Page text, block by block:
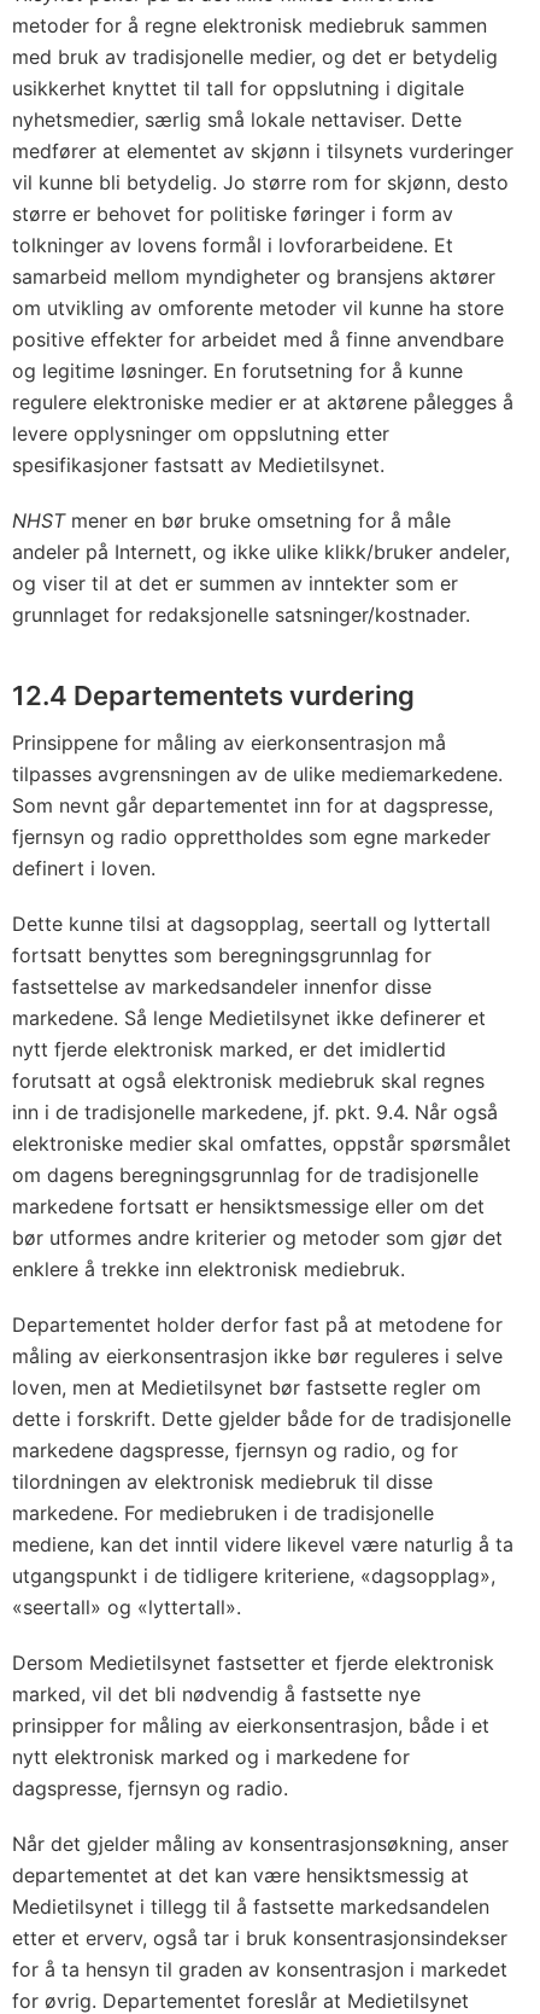
metoder for å regne elektronisk mediebruk sammen
med bruk av tradisjonelle medier, og det er betydelig
usikkerhet knyttet til tall for oppslutning i digitale
nyhetsmedier, særlig små lokale nettaviser. Dette
medfører at elementet av skjønn i tilsynets vurderinger
vil kunne bli betydelig. Jo større rom for skjønn, desto
større er behovet for politiske føringer i form av
tolkninger av lovens formål i lovforarbeidene. Et
samarbeid mellom myndigheter og bransjens aktører
om utvikling av omforente metoder vil kunne ha store
positive effekter for arbeidet med å finne anvendbare
og legitime løsninger. En forutsetning for å kunne
regulere elektroniske medier er at aktørene pålegges å
levere opplysninger om oppslutning etter
spesifikasjoner fastsatt av Medietilsynet.
NHSTmener en bør bruke omsetning for å måle
andeler på Internett, og ikke ulike klikk/bruker andeler,
og viser til at det er summen av inntekter som er
grunnlaget for redaksjonelle satsninger/kostnader.
12.4 Departementets vurdering
Prinsippene for måling av eierkonsentrasjon må
tilpasses avgrensningen av de ulike mediemarkedene.
Som nevnt går departementet inn for at dagspresse,
fjernsyn og radio opprettholdes som egne markeder
definert i loven.
Dette kunne tilsi at dagsopplag, seertall og lyttertall
fortsatt benyttes som beregningsgrunnlag for
fastsettelse av markedsandeler innenfor disse
markedene. Så lenge Medietilsynet ikke definerer et
nytt fjerde elektronisk marked, er det imidlertid
forutsatt at også elektronisk mediebruk skal regnes
inn i de tradisjonelle markedene, jf. pkt. 9.4. Når også
elektroniske medier skal omfattes, oppstår spørsmålet
om dagens beregningsgrunnlag for de tradisjonelle
markedene fortsatt er hensiktsmessige eller om det
bør utformes andre kriterier og metoder som gjør det
enklere å trekke inn elektronisk mediebruk.
Departementet holder derfor fast på at metodene for
måling av eierkonsentrasjon ikke bør reguleres i selve
loven, men at Medietilsynet bør fastsette regler om
dette i forskrift. Dette gjelder både for de tradisjonelle
markedene dagspresse, fjernsyn og radio, og for
tilordningen av elektronisk mediebruk til disse
markedene. For mediebruken i de tradisjonelle
mediene, kan det inntil videre likevel være naturlig å ta
utgangspunkt i de tidligere kriteriene, «dagsopplag»,
«seertall» og «lyttertall».
Dersom Medietilsynet fastsetter et fjerde elektronisk
marked, vil det bli nødvendig å fastsette nye
prinsipper for måling av eierkonsentrasjon, både i et
nytt elektronisk marked og i markedene for
dagspresse, fjernsyn og radio.
Når det gjelder måling av konsentrasjonsøkning, anser
departementet at det kan være hensiktsmessig at
Medietilsynet i tillegg til å fastsette markedsandelen
etter et erverv, også tar i bruk konsentrasjonsindekser
for å ta hensyn til graden av konsentrasjon i markedet
for øvrig. Departementet foreslår at Medietilsynet